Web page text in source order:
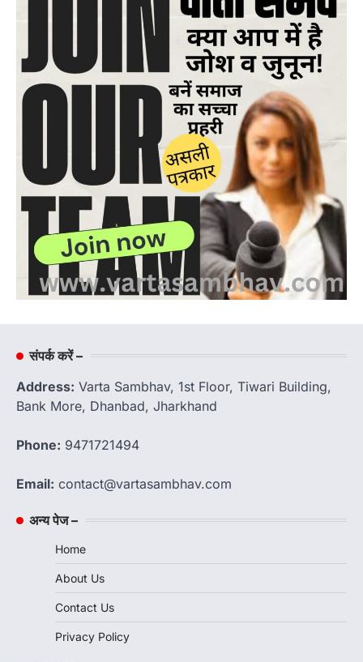
संपर्क करें –
Address: Varta Sambhav, 1st Floor, Tiwari Building,
Bank More, Dhanbad, Jharkhand
Phone: 9471721494
Email: contact@vartasambhav.com
अन्य पेज –
Home
About Us
Contact Us
Privacy Policy